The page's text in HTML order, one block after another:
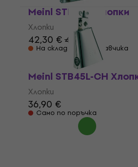
Meinl STB65H Хлопки
Хлопки
42,30 €44,90 €
На склад при доставчика
Meinl STB45L-CH
Хлопки
36,90 €
Само по поръчка